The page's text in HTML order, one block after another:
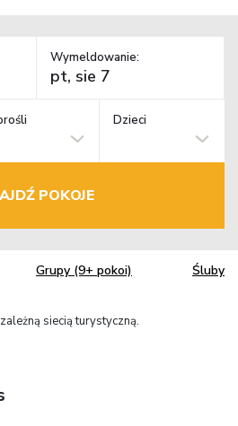
Wymeldowanie:
Dzieci
POKOJE
Grupy (9+ pokoi) Śluby
siecią turystyczną.